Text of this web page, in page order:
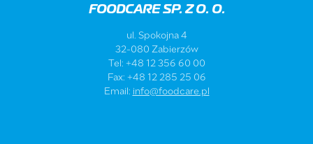
FOODCARE SP. Z O. O.
ul. Spokojna 4
32-080 Zabierzów
Tel: +48 12 356 60 00
Fax: +48 12 285 25 06
Email: info@foodcare.pl